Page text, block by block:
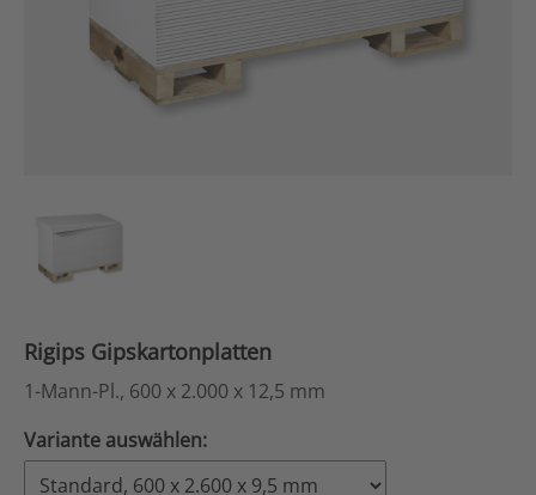
Rigips Gipskartonplatten
1-Mann-Pl., 600 x 2.000 x 12,5 mm
Variante auswählen: